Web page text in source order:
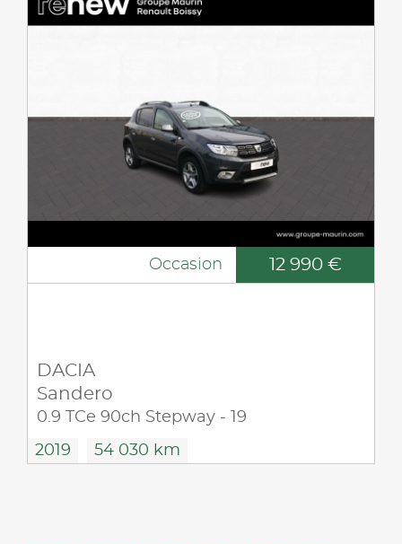
Occasion 12 990 €
DACIA
Sandero
0.9 TCe 90ch Stepway - 19
2019 54 030 km